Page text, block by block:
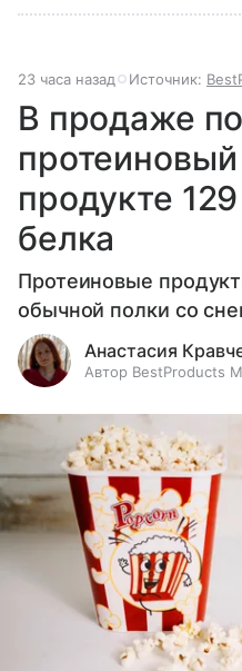
23 часа назад Источник:
В продаже
продукте
белка
Протеиновые
обычной полки со
Анастасия
Автор BestProducts